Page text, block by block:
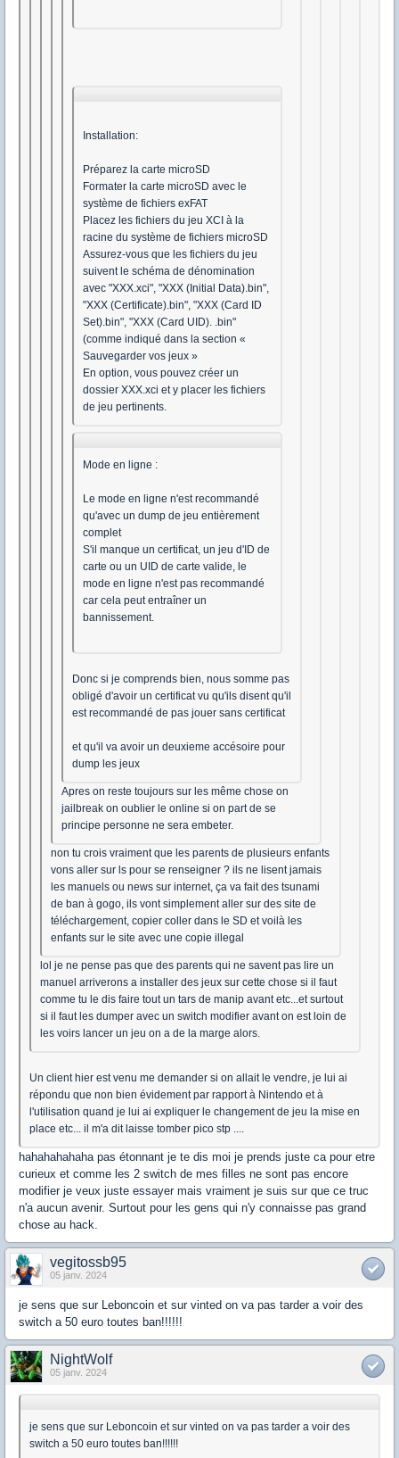
Installation:
Préparez la carte microSD
Formater la carte microSD avec le
système de fichiers exFAT
Placez les fichiers du jeu XCI à la
racine du système de fichiers microSD
Assurez-vous que les fichiers du jeu
suivent le schéma de dénomination
avec "XXX.xci", "XXX (Initial Data).bin",
"XXX (Certificate).bin", "XXX (Card ID
Set).bin", "XXX (Card UID). .bin"
(comme indiqué dans la section «
Sauvegarder vos jeux »
En option, vous pouvez créer un
dossier XXX.xci et y placer les fichiers
de jeu pertinents.
Mode en ligne :
Le mode en ligne n'est recommandé
qu'avec un dump de jeu entièrement
complet
S'il manque un certificat, un jeu d'ID de
carte ou un UID de carte valide, le
mode en ligne n'est pas recommandé
car cela peut entraîner un
bannissement.
Donc si je comprends bien, nous somme pas
obligé d'avoir un certificat vu qu'ils disent qu'il
est recommandé de pas jouer sans certificat
et qu'il va avoir un deuxieme accésoire pour
dump les jeux
Apres on reste toujours sur les même chose on
jailbreak on oublier le online si on part de se
principe personne ne sera embeter.
non tu crois vraiment que les parents de plusieurs enfants
vons aller sur ls pour se renseigner ? ils ne lisent jamais
les manuels ou news sur internet, ça va fait des tsunami
de ban à gogo, ils vont simplement aller sur des site de
téléchargement, copier coller dans le SD et voilà les
enfants sur le site avec une copie illegal
lol je ne pense pas que des parents qui ne savent pas lire un
manuel arriverons a installer des jeux sur cette chose si il faut
comme tu le dis faire tout un tars de manip avant etc...et surtout
si il faut les dumper avec un switch modifier avant on est loin de
les voirs lancer un jeu on a de la marge alors.
Un client hier est venu me demander si on allait le vendre, je lui ai
répondu que non bien évidement par rapport à Nintendo et à
l'utilisation quand je lui ai expliquer le changement de jeu la mise en
place etc... il m'a dit laisse tomber pico stp ....
hahahahahaha pas étonnant je te dis moi je prends juste ca pour etre
curieux et comme les 2 switch de mes filles ne sont pas encore
modifier je veux juste essayer mais vraiment je suis sur que ce truc
n'a aucun avenir. Surtout pour les gens qui n'y connaisse pas grand
chose au hack.
vegitossb95
05 janv. 2024
je sens que sur Leboncoin et sur vinted on va pas tarder a voir des
switch a 50 euro toutes ban!!!!!!
NightWolf
05 janv. 2024
je sens que sur Leboncoin et sur vinted on va pas tarder a voir des
switch a 50 euro toutes ban!!!!!!